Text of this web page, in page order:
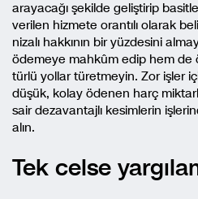
arayacağı şekilde geliştirip
verilen hizmete orantılı olarak
nizalı hakkının bir yüzdesini
ödemeye mahkûm edip hem de
türlü yollar türetmeyin. Zor işler
düşük, kolay ödenen harç
sair dezavantajlı kesimlerin
alın.
Tek celse